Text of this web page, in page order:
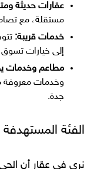
عقارات حديثة
مستقلة، مع
خدمات قريبة:
إلى خيارات
مطاعم وخدمات
وخدمات معروفة
جدة.
الفئة
نرى في عقار أن الحي